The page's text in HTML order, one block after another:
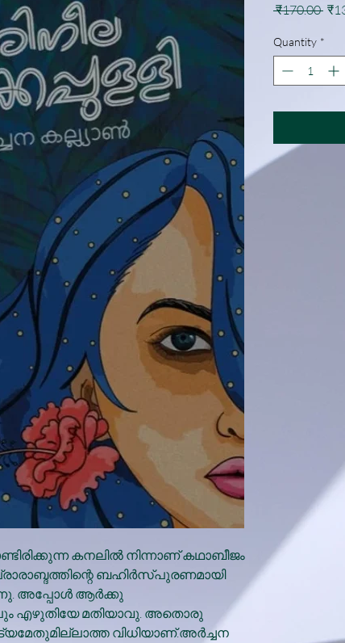
കനലിൽ നിന്നാണ് കഥാബീജം
ബഹിർസ്‌പുരണമായി
അപ്പോൾ ആർക്കു
എഴുതിയേ മതിയാവു. അതൊരു
വിധിയാണ്.അർച്ചന
₹170.00
Quantity *